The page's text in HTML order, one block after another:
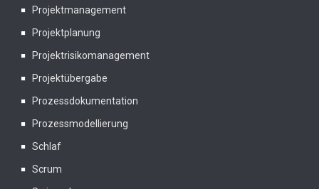
Projektmanagement
Projektplanung
Projektrisikomanagement
Projektübergabe
Prozessdokumentation
Prozessmodellierung
Schlaf
Scrum